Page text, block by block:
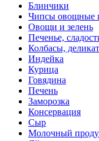
Блинчики
Чипсы овощные
Овощи и зелень
Печенье,
Колбасы,
Индейка
Курица
Говядина
Печень
Заморозка
Консервация
Сыр
Молочный